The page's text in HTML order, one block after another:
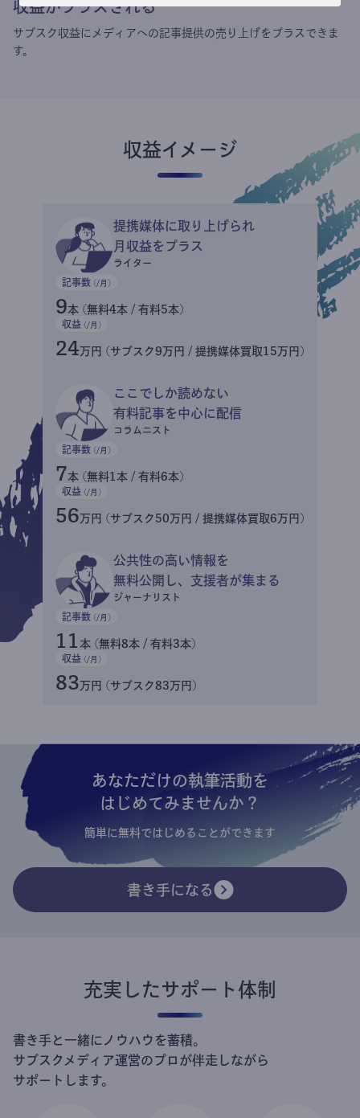
収益がプラスされる
サブスク収益にメディアへの記事提供の売り上げをプラスできま
す。
収益イメージ
提携媒体に取り上げられ
月収益をプラス
ライター
記事数 (/月)
9本 (無料4本 / 有料5本)
収益 (/月)
24万円 (サブスク9万円 / 提携媒体買取15万円)
ここでしか読めない
有料記事を中心に配信
コラムニスト
記事数 (/月)
7本 (無料1本 / 有料6本)
収益 (/月)
56万円 (サブスク50万円 / 提携媒体買取6万円)
公共性の高い情報を
無料公開し、支援者が集まる
ジャーナリスト
記事数 (/月)
11 本 (無料8本 / 有料3本)
収益 (/月)
83万円 (サブスク83万円)
あなただけの執筆活動を
はじめてみませんか？
簡単に無料ではじめることができます
書き手になる
充実したサポート体制
書き手と一緒にノウハウを蓄積。
サブスクメディア運営のプロが伴走しながら
サポートします。